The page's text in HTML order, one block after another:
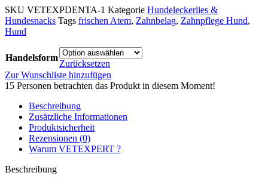
SKU VETEXPDENTA-1 Kategorie Hundeleckerlies &
Hundesnacks Tags frischen Atem, Zahnbelag, Zahnpflege Hund,
Hund
Handelsform
Zurücksetzen
Zur Wunschliste hinzufügen
15 Personen betrachten das Produkt in diesem Moment!
Beschreibung
Zusätzliche Informationen
Produktsicherheit
Rezensionen (0)
Warum VETEXPERT ?
Beschreibung